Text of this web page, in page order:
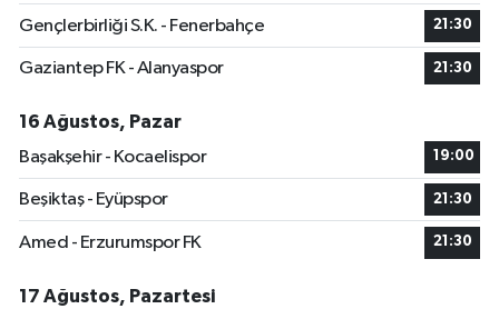
Gençlerbirliği S.K. - Fenerbahçe 21:30
Gaziantep FK - Alanyaspor 21:30
16 Ağustos, Pazar
Başakşehir - Kocaelispor
19:00
Beşiktaş - Eyüpspor 21:30
Amed - Erzurumspor FK 21:30
17 Ağustos, Pazartesi